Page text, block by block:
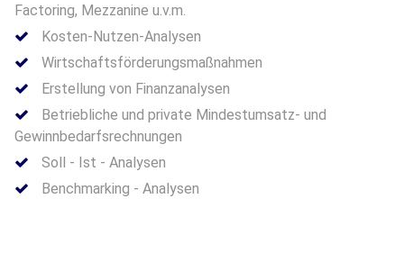
Factoring, Mezzanine u.v.m.
Kosten-Nutzen-Analysen
Wirtschaftsförderungsmaßnahmen
Erstellung von Finanzanalysen
Betriebliche und private Mindestumsatz- und
Gewinnbedarfsrechnungen
Soll - Ist - Analysen
Benchmarking - Analysen